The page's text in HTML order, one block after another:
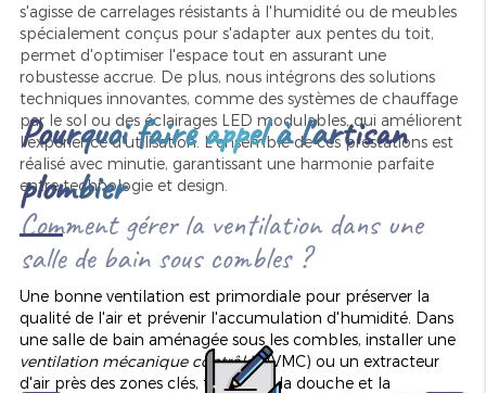
s'agisse de carrelages résistants à l'humidité ou de meubles
spécialement conçus pour s'adapter aux pentes du toit,
permet d'optimiser l'espace tout en assurant une
robustesse accrue. De plus, nous intégrons des solutions
techniques innovantes, comme des systèmes de chauffage
par le sol ou des éclairages LED modulables, qui améliorent
l'expérience d'utilisation. L'ensemble de ces prestations est
réalisé avec minutie, garantissant une harmonie parfaite
entre technologie et design.
Comment gérer la ventilation dans une
salle de bain sous combles ?
Une bonne ventilation est primordiale pour préserver la
qualité de l'air et prévenir l'accumulation d'humidité. Dans
une salle de bain aménagée sous les combles, installer une
ventilation mécanique contrôlée(VMC) ou un extracteur
d'air près des zones clés, telles que la douche et la
Pourquoi faire appel à l'artisan
plombier